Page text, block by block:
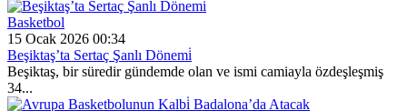
Basketbol
15 Ocak 2026 00:34
Beşiktaş’ta Sertaç Şanlı Dönemi̇
Beşiktaş, bir süredir gündemde olan ve ismi camiayla özdeşleşmiş
34...